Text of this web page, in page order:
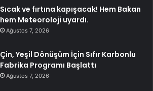
Sıcak ve fırtına kapışacak! Hem Bakan
hem Meteoroloji uyardı.
Ağustos 7, 2026
Çin, Yeşil Dönüşüm İçin Sıfır Karbonlu
Fabrika Programı Başlattı
Ağustos 7, 2026